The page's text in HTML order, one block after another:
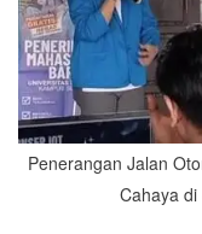
Penerangan Jalan
Cahaya